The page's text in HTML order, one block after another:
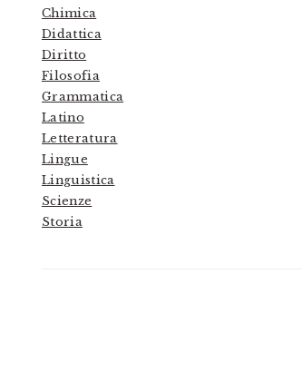
Chimica
Didattica
Diritto
Filosofia
Grammatica
Latino
Letteratura
Lingue
Linguistica
Scienze
Storia